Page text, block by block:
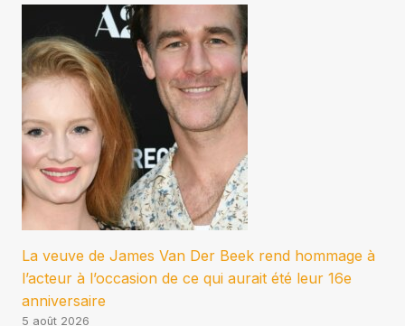
La veuve de James Van Der Beek rend hommage à
l’acteur à l’occasion de ce qui aurait été leur 16e
anniversaire
5 août 2026